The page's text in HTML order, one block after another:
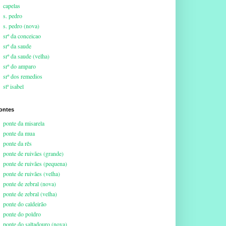
capelas
s. pedro
s. pedro (nova)
srª da conceicao
srª da saude
srª da saude (velha)
srª do amparo
srª dos remedios
stª isabel
ponte da misarela
ponte da mua
ponte da rês
ponte de ruivães (grande)
ponte de ruivães (pequena)
ponte de ruivães (velha)
ponte de zebral (nova)
ponte de zebral (velha)
ponte do caldeirão
ponte do poldro
ponte do saltadouro (nova)